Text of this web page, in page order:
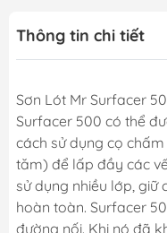
Thông tin chi tiết
Sơn Lót Mr Surfacer
Surfacer 500 có thể
cách sử dụng cọ
tăm) để lấp đầy các
sử dụng nhiều lớp,
hoàn toàn. Surfacer
đường nối. Khi nó đã